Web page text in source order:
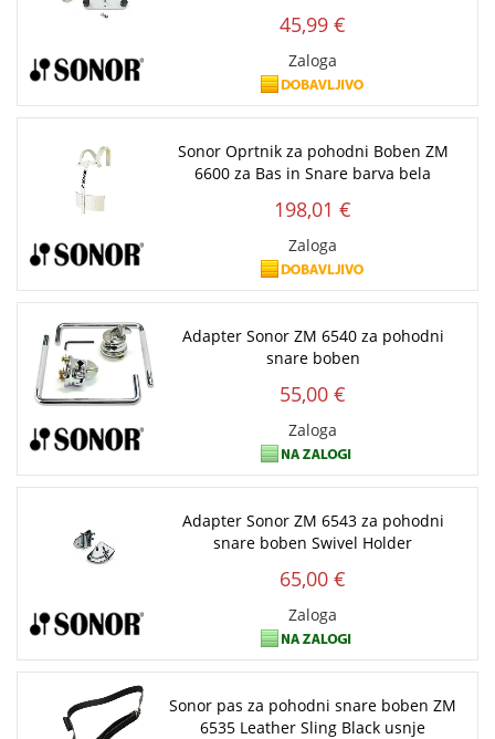
45,99 €
Zaloga
Sonor Oprtnik za pohodni Boben ZM
6600 za Bas in Snare barva bela
198,01 €
Zaloga
Adapter Sonor ZM 6540 za pohodni
snare boben
55,00 €
Zaloga
Adapter Sonor ZM 6543 za pohodni
snare boben Swivel Holder
65,00 €
Zaloga
Sonor pas za pohodni snare boben ZM
6535 Leather Sling Black usnje